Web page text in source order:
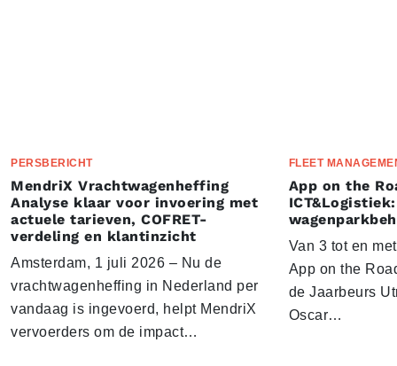
PERSBERICHT
MendriX Vrachtwagenheffing
Analyse klaar voor invoering met
actuele tarieven, COFRET-
verdeling en klantinzicht
Amsterdam, 1 juli 2026 – Nu de
vrachtwagenheffing in Nederland per
vandaag is ingevoerd, helpt MendriX
vervoerders om de impact…
FLEET
App on the
Van 3 tot en
App on the
de Jaarbeurs
Oscar…